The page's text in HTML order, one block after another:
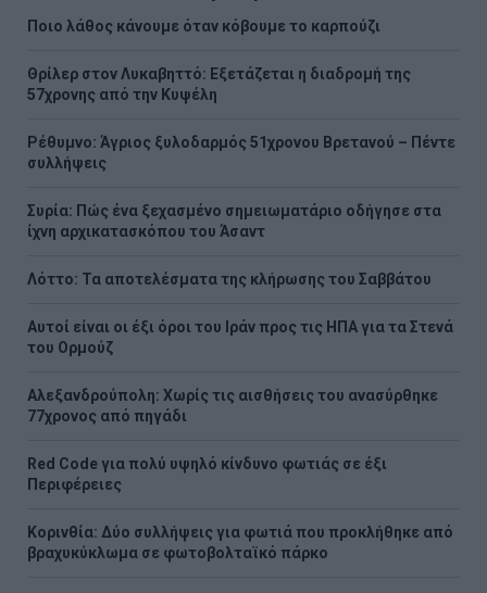
Ποιο λάθος κάνουμε όταν κόβουμε το καρπούζι
Θρίλερ στον Λυκαβηττό: Εξετάζεται η διαδρομή της
57χρονης από την Κυψέλη
Ρέθυμνο: Άγριος ξυλοδαρμός 51χρονου Βρετανού – Πέντε
συλλήψεις
Συρία: Πώς ένα ξεχασμένο σημειωματάριο οδήγησε στα
ίχνη αρχικατασκόπου του Άσαντ
Λόττο: Τα αποτελέσματα της κλήρωσης του Σαββάτου
Αυτοί είναι οι έξι όροι του Ιράν προς τις ΗΠΑ για τα Στενά
του Ορμούζ
Αλεξανδρούπολη: Χωρίς τις αισθήσεις του ανασύρθηκε
77χρονος από πηγάδι
Red Code για πολύ υψηλό κίνδυνο φωτιάς σε έξι
Περιφέρειες
Κορινθία: Δύο συλλήψεις για φωτιά που προκλήθηκε από
βραχυκύκλωμα σε φωτοβολταϊκό πάρκο